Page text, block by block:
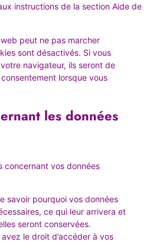
instructions de la section Aide de
peut ne pas marcher
sont désactivés. Si vous
navigateur, ils seront de
lorsque vous
les données
concernant vos données
savoir pourquoi vos données
ce qui leur arrivera et
seront conservées.
le droit d’accéder à vos